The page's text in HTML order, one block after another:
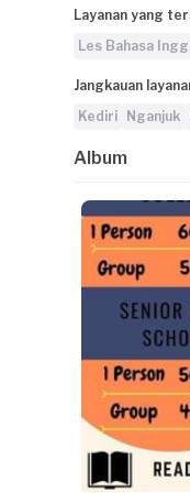
Layanan yang
Les Bahasa
Jangkauan
Kediri
Nganjuk
Album